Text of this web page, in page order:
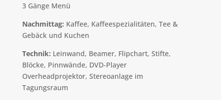
3 Gänge Menü
Nachmittag: Kaffee, Kaffeespezialitäten, Tee &
Gebäck und Kuchen
Technik: Leinwand, Beamer, Flipchart, Stifte,
Blöcke, Pinnwände, DVD-Player
Overheadprojektor, Stereoanlage im
Tagungsraum